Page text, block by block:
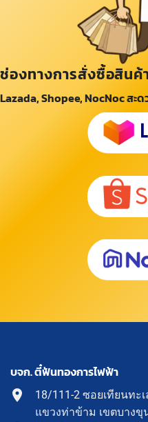
ช่องทางการสั่งซื้อสินค้
Lazada, Shopee, NocNoc สะ
บจก. ตี๋ฟันทองการไฟฟ้า
18/111-2 ซอยเทียนทะ
แขวงท่าข้าม เขตบางขุ